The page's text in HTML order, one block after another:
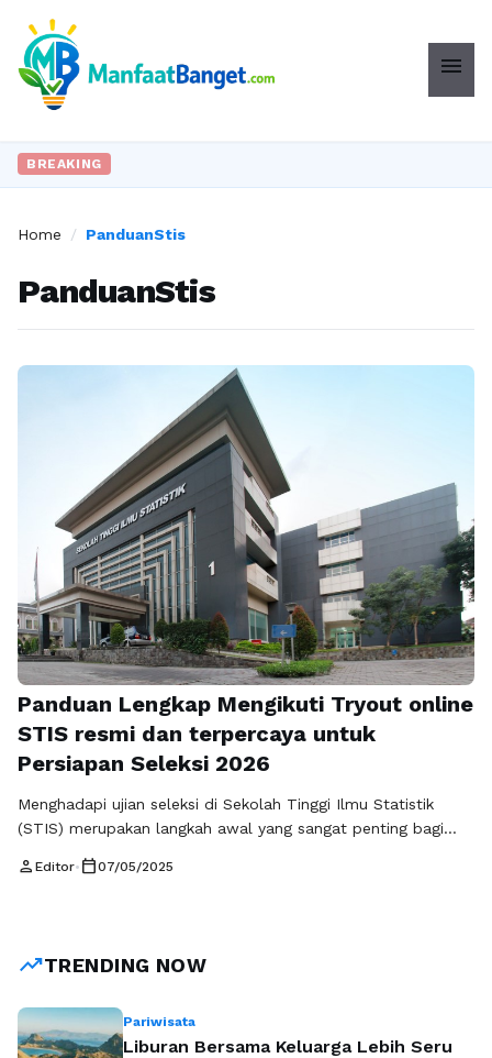
menu
BREAKING
Home / PanduanStis
PanduanStis
Panduan Lengkap Mengikuti Tryout online
STIS resmi dan terpercaya untuk
Persiapan Seleksi 2026
Menghadapi ujian seleksi di Sekolah Tinggi Ilmu Statistik
(STIS) merupakan langkah awal yang sangat penting bagi
unggulan di Indonesia, STIS menawarkan program pendidikan
terpercaya yang kini … Baca Selengkapnya
person Editor• calendar_today07/05/2025
trending_upTRENDING NOW
Pariwisata
Liburan Bersama Keluarga Lebih Seru